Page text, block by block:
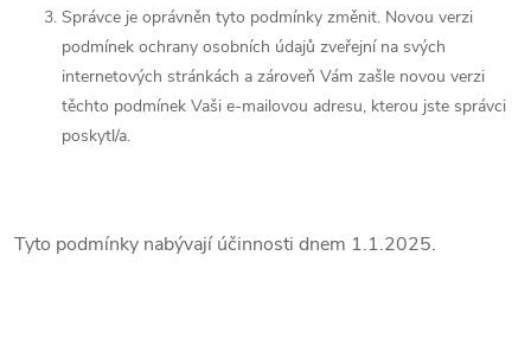
Správce je oprávněn tyto podmínky změnit. Novou verzi
podmínek ochrany osobních údajů zveřejní na svých
internetových stránkách a zároveň Vám zašle novou verzi
těchto podmínek Vaši e-mailovou adresu, kterou jste správci
poskytl/a.
Tyto podmínky nabývají účinnosti dnem 1.1.2025.